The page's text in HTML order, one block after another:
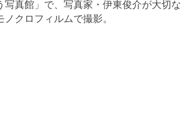
写真館」 で、写真家・ 伊東俊介が大切な
クロフィルムで撮影。